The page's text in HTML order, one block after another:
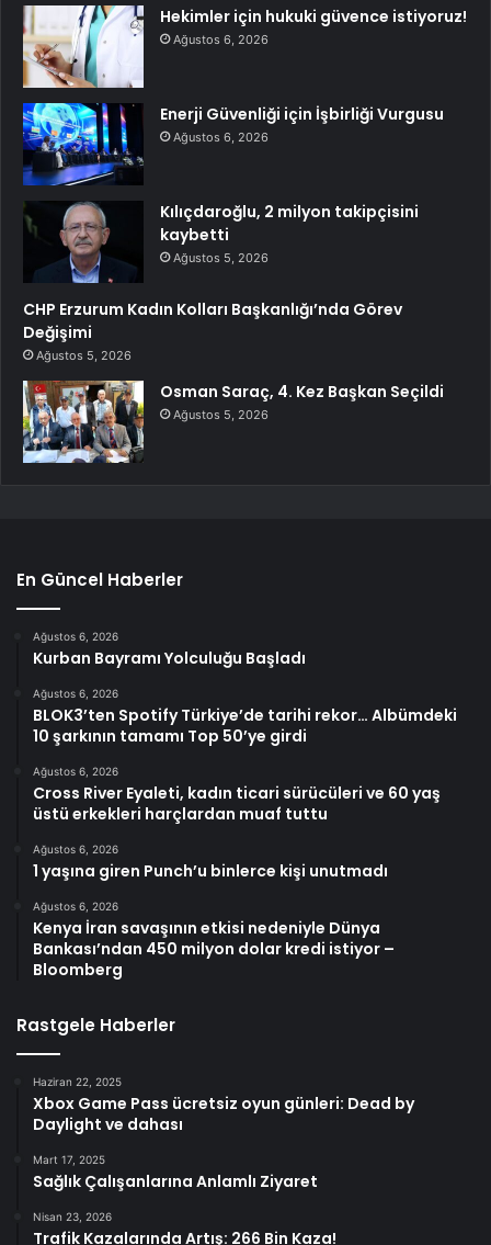
Hekimler için hukuki güvence istiyoruz!
Ağustos 6, 2026
Enerji Güvenliği için İşbirliği Vurgusu
Ağustos 6, 2026
Kılıçdaroğlu, 2 milyon takipçisini
kaybetti
Ağustos 5, 2026
CHP Erzurum Kadın Kolları Başkanlığı’nda Görev
Değişimi
Ağustos 5, 2026
Osman Saraç, 4. Kez Başkan Seçildi
Ağustos 5, 2026
En Güncel Haberler
Ağustos 6, 2026
Kurban Bayramı Yolculuğu Başladı
Ağustos 6, 2026
BLOK3’ten Spotify Türkiye’de tarihi rekor… Albümdeki
10 şarkının tamamı Top 50’ye girdi
Ağustos 6, 2026
Cross River Eyaleti, kadın ticari sürücüleri ve 60 yaş
üstü erkekleri harçlardan muaf tuttu
Ağustos 6, 2026
1 yaşına giren Punch’u binlerce kişi unutmadı
Ağustos 6, 2026
Kenya İran savaşının etkisi nedeniyle Dünya
Bankası’ndan 450 milyon dolar kredi istiyor –
Bloomberg
Rastgele Haberler
Haziran 22, 2025
Xbox Game Pass ücretsiz oyun günleri: Dead by
Daylight ve dahası
Mart 17, 2025
Sağlık Çalışanlarına Anlamlı Ziyaret
Nisan 23, 2026
Trafik Kazalarında Artış: 266 Bin Kaza!